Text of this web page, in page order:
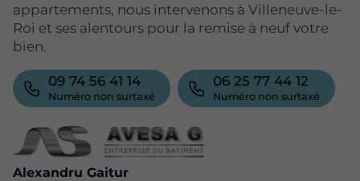
Alexandru Gaitur
appartements, nous intervenons à Villeneuve-le-
Roi et ses alentours pour la remise à neuf votre
bien.
09 74 56 41 14
Numéro non surtaxé
06 25 77 44 12
Numéro non surtaxé